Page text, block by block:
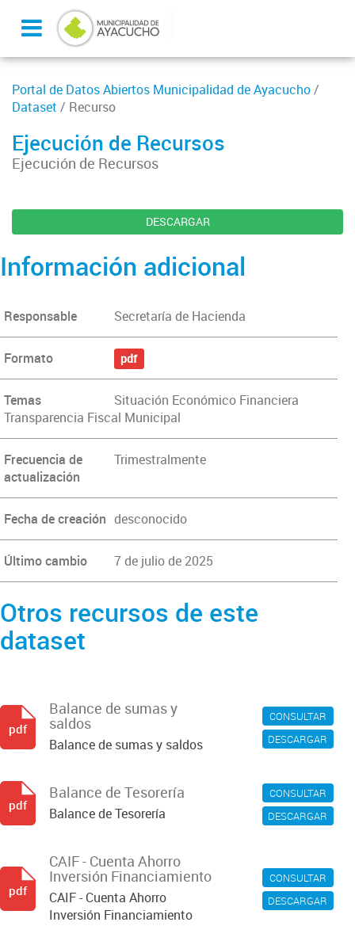
Portal de Datos Abiertos Municipalidad de Ayacucho/
Dataset / Recurso
Ejecución de Recursos
Ejecución de Recursos
DESCARGAR
Información adicional
Responsable Secretaría de Hacienda
Formato pdf
Temas
Situación Económico Financiera
Transparencia Fiscal Municipal
Frecuencia de
actualización
Trimestralmente
Fecha de creación desconocido
Último cambio 7 de julio de 2025
Otros recursos de este
dataset
CONSULTAR
DESCARGAR
Balance de sumas y
saldos
Balance de sumas y saldos
pdf
CONSULTAR
DESCARGAR
Balance de Tesorería
Balance de Tesorería
pdf
CONSULTAR
DESCARGAR
CAIF - Cuenta Ahorro
Inversión Financiamiento
CAIF - Cuenta Ahorro
Inversión Financiamiento
pdf